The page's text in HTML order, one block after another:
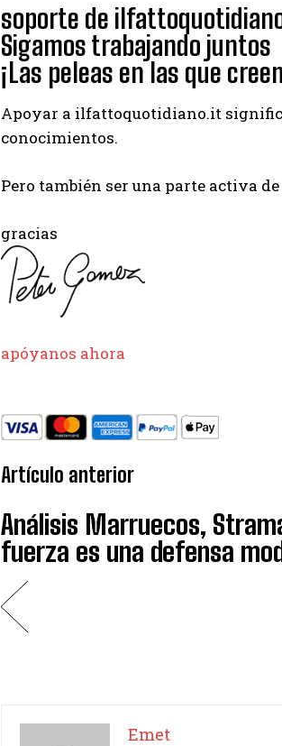
I've read and accept the
soporte de
Sigamos trabajando juntos
¡Las peleas en las que
Apoyar a ilfattoquotidiano.it
conocimientos.
Pero también ser una parte activa
gracias
apóyanos ahora
Artículo anterior
Análisis Marruecos,
fuerza es una defensa
Emet